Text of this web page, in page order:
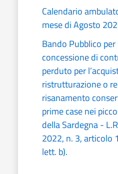
Calendario
mese di Agosto
Bando Pubblico per
concessione di
perduto per
ristrutturazione o
risanamento
prime case nei
della Sardegna -
2022, n. 3, articolo
lett. b).